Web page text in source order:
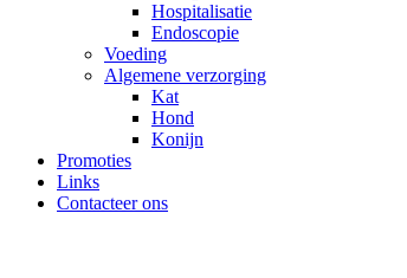
Hospitalisatie
Endoscopie
Voeding
Algemene verzorging
Kat
Hond
Konijn
Promoties
Links
Contacteer ons